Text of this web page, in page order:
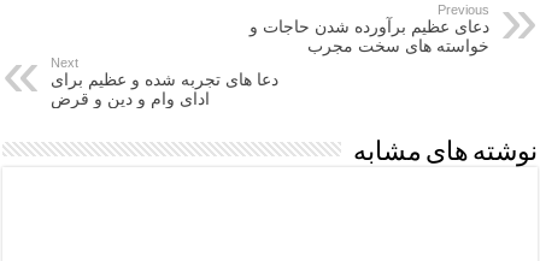
Previous
دعای عظیم برآورده شدن حاجات و
خواسته های سخت مجرب
Next
دعا های تجربه شده و عظیم برای
ادای وام و دین و قرض
نوشته های مشابه